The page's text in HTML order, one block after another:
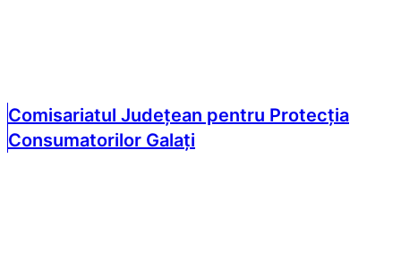
Comisariatul Județean pentru Protecția
Consumatorilor Galați